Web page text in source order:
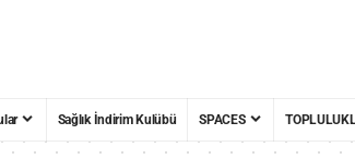
Sağlık İndirim Kulübü SPACES